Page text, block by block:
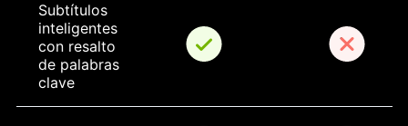
Subtítulos
inteligentes
con resalto
de palabras
clave